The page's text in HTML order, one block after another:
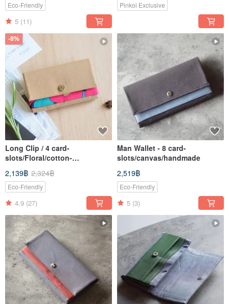
Eco-Friendly
5 (11)
Pinkoi Exclusive
-8%
Long Clip / 4 card-
slots/Floral/cotton-
linen/vegan
2,139฿ 2,324฿
Eco-Friendly
4.9 (27)
Man Wallet - 8 card-
slots/canvas/handmade
2,519฿
Eco-Friendly
5 (3)